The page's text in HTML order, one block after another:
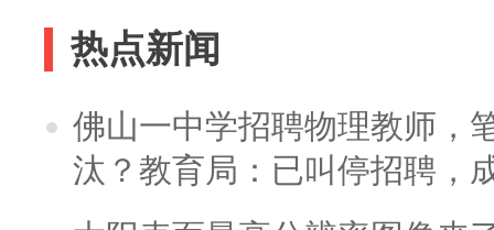
热点新闻
佛山一中学招聘物理教师，
汰？教育局：已叫停招聘，